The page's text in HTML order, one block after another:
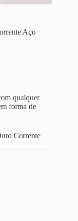
Aço
qualquer
forma de
Corrente